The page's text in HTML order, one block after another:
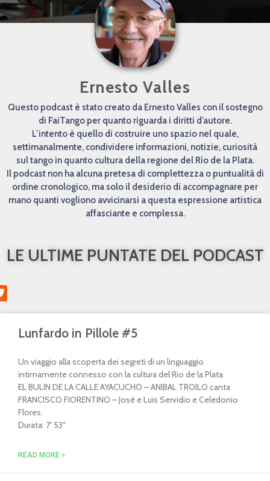
Ernesto Valles
Questo podcast è stato creato da Ernesto Valles con il sostegno
di FaiTango per quanto riguarda i diritti d’autore.
L’intento è quello di costruire uno spazio nel quale,
settimanalmente, condividere informazioni, notizie, curiosità
sul tango in quanto cultura della regione del Río de la Plata.
Il podcast non ha alcuna pretesa di complettezza o puntualità di
ordine cronologico, ma solo il desiderio di accompagnare per
mano quanti vogliono avvicinarsi a questa espressione artistica
affasciante e complessa.
LE ULTIME PUNTATE DEL PODCAST
Lunfardo in Pillole #5
Un viaggio alla scoperta dei segreti di un linguaggio
intimamente connesso con la cultura del Rio de la Plata
EL BULIN DE LA CALLE AYACUCHO – ANIBAL TROILO canta
FRANCISCO FIORENTINO – José e Luis Servidio e Celedonio
Flores.
Durata: 7′ 53″
READ MORE »